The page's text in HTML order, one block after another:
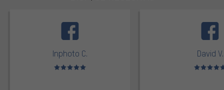
Inphoto C.
Valoración media: 5 de 5
David V.
Valoración